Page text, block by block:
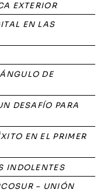
EXTERIOR
EN LAS
DE
DESAFÍO PARA
EN EL PRIMER
INDOLENTES
– UNIÓN